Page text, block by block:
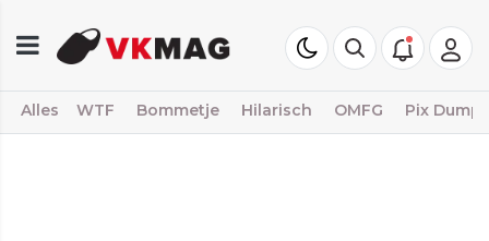
Alles WTF Bommetje Hilarisch OMFG Pix Dump